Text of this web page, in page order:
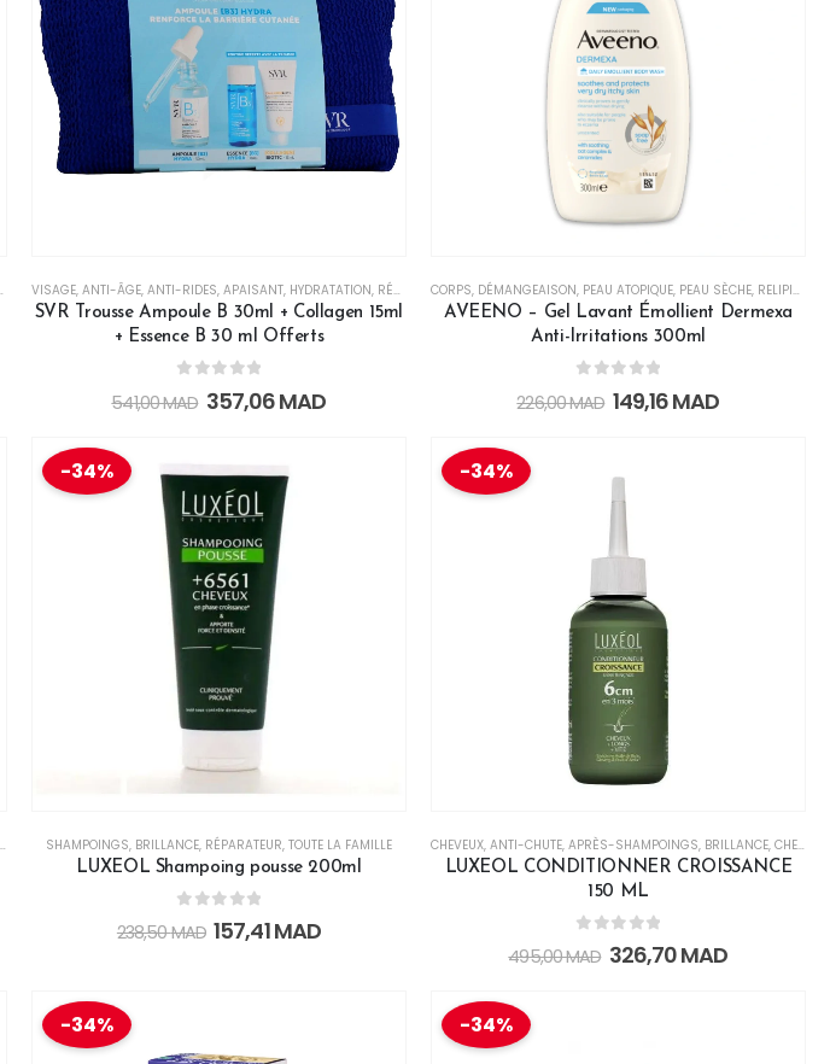
,RÉPARATEUR,SHAMPOINGS
VISAGE, ANTI-ÂGE, ANTI-RIDES, APAISANT, HYDRATATION, RÉPARATEUR ,REPULPANT
SVR Trousse Ampoule B 30ml + Collagen 15ml
+ Essence B 30 ml Offerts
out of 5
541,00MAD 357,06MAD
CORPS, DÉMANGEAISON, PEAU ATOPIQUE, PEAU SÈCHE, RELIPIDANT
AVEENO – Gel Lavant Émollient Dermexa
Anti-Irritations 300ml
out of 5
226,00MAD 149,16MAD
CHEVEUX NORMAUX,CHEVEUX SECS,HYDRATATION,LES SOINS CHEVEUX ,NOURRISSANT,PROTECTEUR,RÉPARATEUR,TOUTE LA FAMILLE
-34%
SHAMPOINGS, BRILLANCE, RÉPARATEUR, TOUTE LA FAMILLE
LUXEOL Shampoing pousse 200ml
238,50MAD 157,41MAD
-34%
CHEVEUX, ANTI-CHUTE, APRÈS-SHAMPOINGS, BRILLANCE, CHEVEUX FRISÉS
LUXEOL CONDITIONNER CROISSANCE
150 ML
out of 5
495,00MAD 326,70MAD
-34% -34%